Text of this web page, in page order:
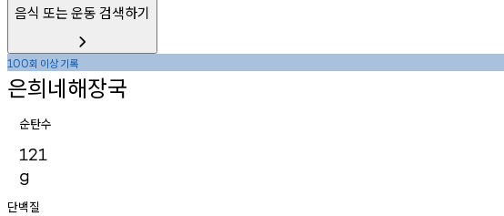
음식 또는 운동 검색하기
100회 이상기록
은희네해장국
순탄수
121
g
단백질